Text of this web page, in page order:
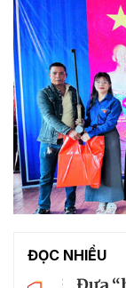
ĐỌC NHIỀU